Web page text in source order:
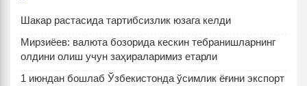
Шакар растасида тартибсизлик юзага келди
Мирзиёев: валюта бозорида кескин тебранишларнинг
олдини олиш учун заҳираларимиз етарли
1 июндан бошлаб Ўзбекистонда ўсимлик ёғини экспорт